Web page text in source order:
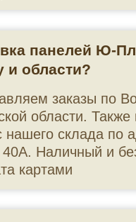
собственные
используем
года.
До 36 месяцев, без
панели Ю-
60-69-65
замер
ул. Козловская, 40А